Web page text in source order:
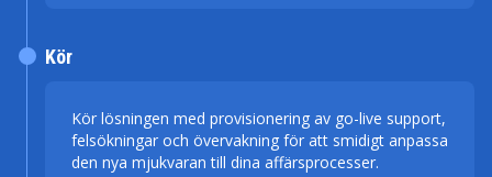
Kör lösningen med provisionering av go-live support,
felsökningar och övervakning för att smidigt anpassa
den nya mjukvaran till dina affärsprocesser.
Kör